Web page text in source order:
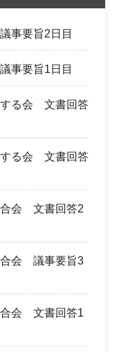
事要旨2日目
事要旨1日目
する会 文書回答
する会 文書回答
合会 文書回答2
合会 議事要旨3
合会 文書回答1